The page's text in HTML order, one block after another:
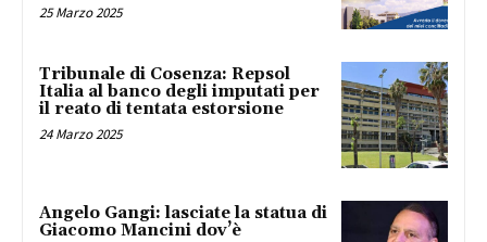
25 Marzo 2025
Tribunale di Cosenza: Repsol
Italia al banco degli imputati per
il reato di tentata estorsione
24 Marzo 2025
Angelo Gangi: lasciate la statua di
Giacomo Mancini dov’è